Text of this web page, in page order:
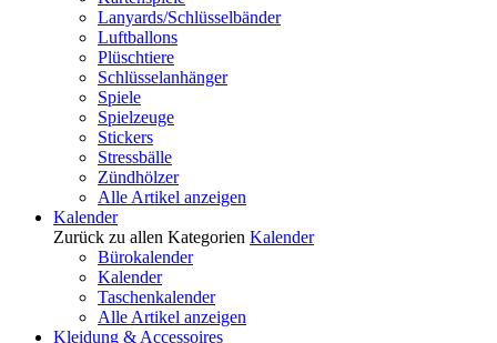
Lanyards/Schlüsselbänder
Luftballons
Plüschtiere
Schlüsselanhänger
Spiele
Spielzeuge
Stickers
Stressbälle
Zündhölzer
Alle Artikel anzeigen
Kalender
Zurück zu allen Kategorien Kalender
Bürokalender
Kalender
Taschenkalender
Alle Artikel anzeigen
Kleidung & Accessoires